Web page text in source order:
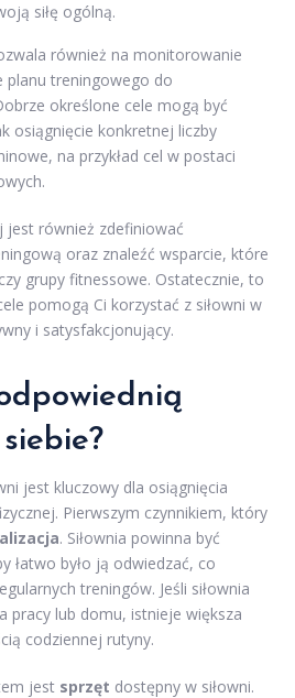
siłę ogólną.
również na monitorowanie
treningowego do
określone cele mogą być
osiągnięcie konkretnej liczby
na przykład cel w postaci
jest również zdefiniować
oraz znaleźć wsparcie, które
grupy fitnessowe. Ostatecznie, to
pomogą Ci korzystać z siłowni w
i satysfakcjonujący.
jest kluczowy dla osiągnięcia
Pierwszym czynnikiem, który
. Siłownia powinna być
łatwo było ją odwiedzać, co
treningów. Jeśli siłownia
pracy lub domu, istnieje większa
codziennej rutyny.
jest sprzęt dostępny w siłowni.